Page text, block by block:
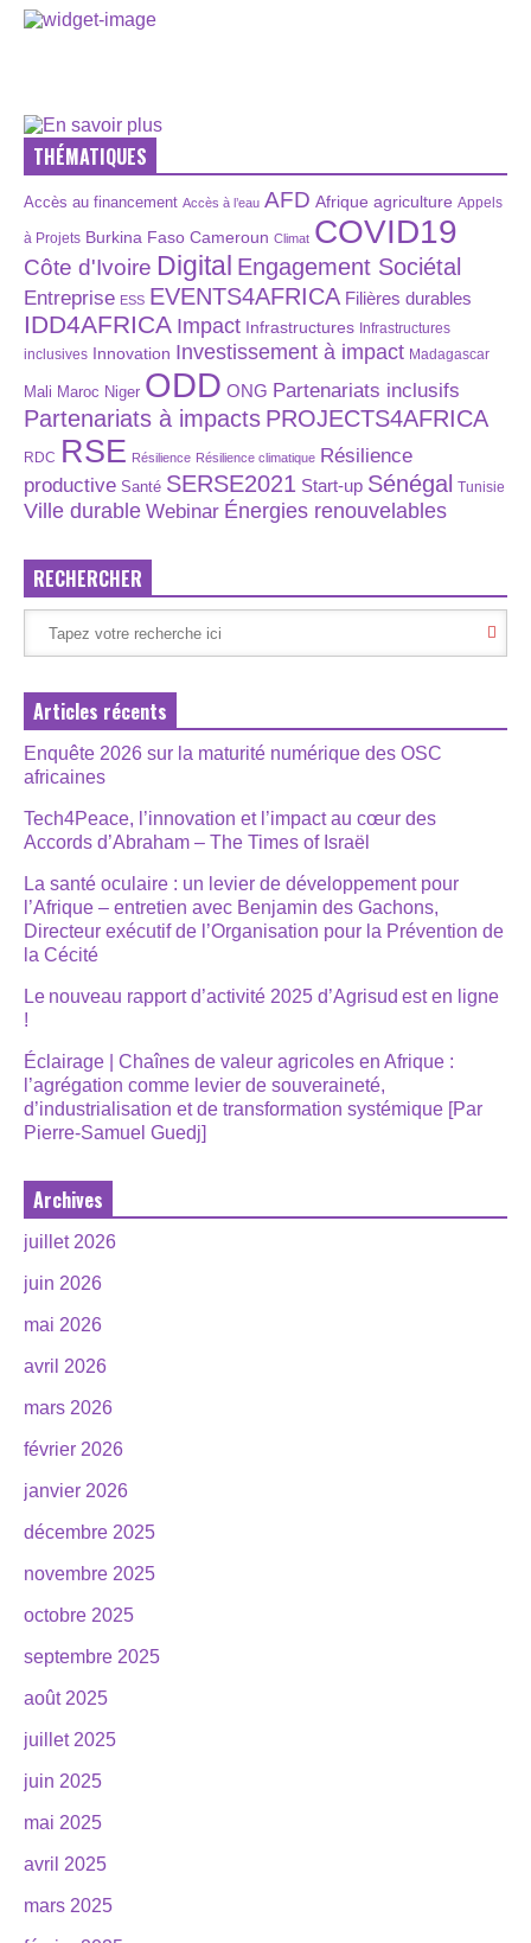
THÉMATIQUES
Accès au financement Accès à l’eau AFD Afrique agriculture Appels
à Projets Burkina Faso Cameroun Climat COVID19
Côte d'Ivoire Digital Engagement Sociétal
Entreprise ESS EVENTS4AFRICA Filières durables
IDD4AFRICA Impact Infrastructures Infrastructures
inclusives Innovation Investissement à impact Madagascar
Mali Maroc Niger ODD ONG Partenariats inclusifs
Partenariats à impacts PROJECTS4AFRICA
RDC RSE Résilience Résilience climatique Résilience
productive Santé SERSE2021 Start-up Sénégal Tunisie
Ville durable Webinar Énergies renouvelables
RECHERCHER
Articles récents
Enquête 2026 sur la maturité numérique des OSC
africaines
Tech4Peace, l’innovation et l’impact au cœur des
Accords d’Abraham – The Times of Israël
La santé oculaire : un levier de développement pour
l’Afrique – entretien avec Benjamin des Gachons,
Directeur exécutif de l’Organisation pour la Prévention de
la Cécité
Le nouveau rapport d’activité 2025 d’Agrisud est en ligne
!
Éclairage | Chaînes de valeur agricoles en Afrique :
l’agrégation comme levier de souveraineté,
d’industrialisation et de transformation systémique [Par
Pierre-Samuel Guedj]
Archives
juillet 2026
juin 2026
mai 2026
avril 2026
mars 2026
février 2026
janvier 2026
décembre 2025
novembre 2025
octobre 2025
septembre 2025
août 2025
juillet 2025
juin 2025
mai 2025
avril 2025
mars 2025